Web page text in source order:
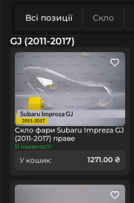
Всі позиції Скло
GJ (2011-2017)
Скло фари Subaru Impreza GJ
(2011-2017) праве
В наявності
У кошик: 1271.00 ₴